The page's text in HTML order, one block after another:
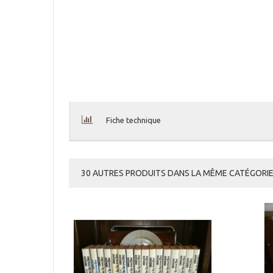
Fiche technique
30 AUTRES PRODUITS DANS LA MÊME